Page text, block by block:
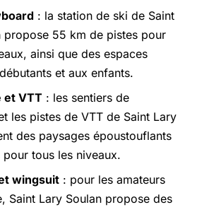
: la station de ski de Saint
propose 55 km de pistes pour
ainsi que des espaces
et aux enfants.
et VTT : les sentiers de
les pistes de VTT de Saint Lary
des paysages époustouflants
tous les niveaux.
wingsuit : pour les amateurs
Saint Lary Soulan propose des